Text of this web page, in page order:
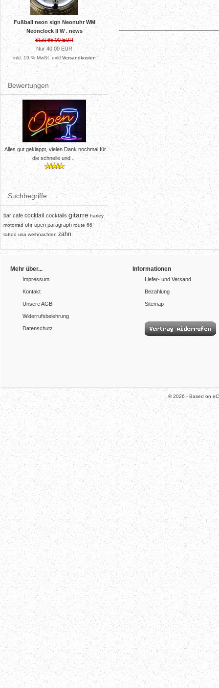
Fußball neon sign Neonuhr WM
Neonclock II W . news
Statt 65,00 EUR
Nur 40,00 EUR
inkl. 19 % MwSt. exkl.Versandkosten
Bewertungen
Alles gut geklappt, vielen Dank nochmal für
die schnelle und ..
Suchbegriffe
bar cafe cocktail cocktails gitarre harley
motorrad ohr open paragraph route 66
tattoo usa weihnachten zahn
Mehr über...
Impressum
Kontakt
Unsere AGB
Widerrufsbelehrung
Datenschutz
Informationen
Liefer- und Versand
Bezahlung
Sitemap
© 2026 - Based on